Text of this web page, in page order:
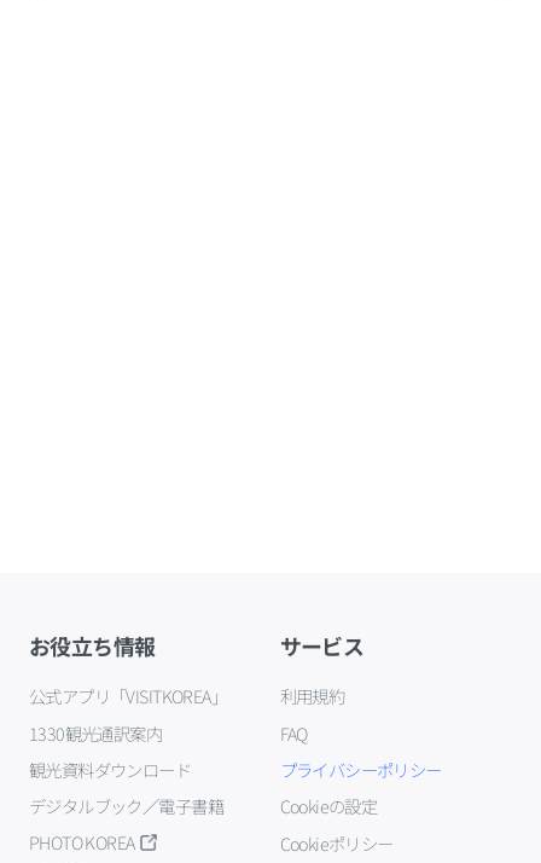
お役立ち情報
公式アプリ「VISITKOREA」
1330観光通訳案内
観光資料ダウンロード
デジタルブック／電子書籍
PHOTO KOREA
サービス
利用規約
FAQ
プライバシーポリシー
Cookieの設定
Cookieポリシー